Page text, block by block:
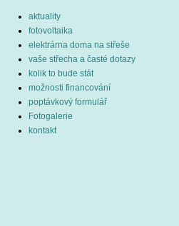
aktuality
fotovoltaika
elektrárna doma na střeše
vaše střecha a časté dotazy
kolik to bude stát
možnosti financování
poptávkový formulář
Fotogalerie
kontakt